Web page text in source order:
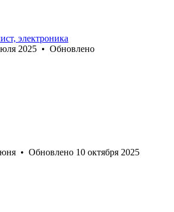
электроника
2025 • Обновлено
• Обновлено 10 октября 2025